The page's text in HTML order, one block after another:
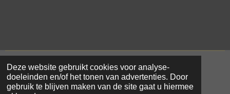
Deze website gebruikt cookies voor analyse-
doeleinden en/of het tonen van advertenties. Door
gebruik te blijven maken van de site gaat u hiermee
© 2021 - 2026 Samar Makke
Powered by JouwWeb